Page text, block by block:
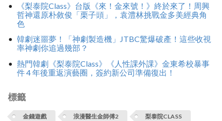
《梨泰院Class》台版《來！金來號！》終於來了！周興
哲神還原朴敘俊「栗子頭」，袁澧林挑戰金多美經典角
色
韓劇迷噩夢！「神劇製造機」JTBC驚爆破產！這些收視
率神劇你追過幾部？
熱門韓劇《梨泰院Class》《人性課外課》金東希校暴事
件 4 年後重返演藝圈，簽約新公司準備復出！
標籤
金錢遊戲 浪漫醫生金師傅2 梨泰院CLASS